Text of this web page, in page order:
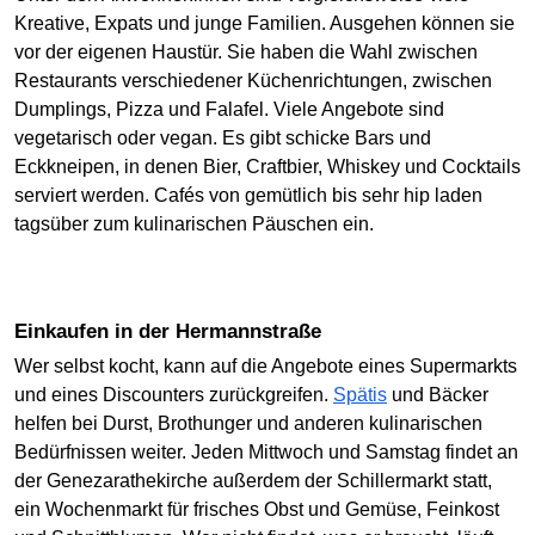
Kreative, Expats und junge Familien. Ausgehen können sie
vor der eigenen Haustür. Sie haben die Wahl zwischen
Restaurants verschiedener Küchenrichtungen, zwischen
Dumplings, Pizza und Falafel. Viele Angebote sind
vegetarisch oder vegan. Es gibt schicke Bars und
Eckkneipen, in denen Bier, Craftbier, Whiskey und Cocktails
serviert werden. Cafés von gemütlich bis sehr hip laden
tagsüber zum kulinarischen Päuschen ein.
Einkaufen in der Hermannstraße
Wer selbst kocht, kann auf die Angebote eines Supermarkts
und eines Discounters zurückgreifen. Spätis und Bäcker
helfen bei Durst, Brothunger und anderen kulinarischen
Bedürfnissen weiter. Jeden Mittwoch und Samstag findet an
der Genezarathekirche außerdem der Schillermarkt statt,
ein Wochenmarkt für frisches Obst und Gemüse, Feinkost